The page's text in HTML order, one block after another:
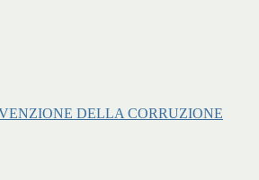
DELLA CORRUZIONE